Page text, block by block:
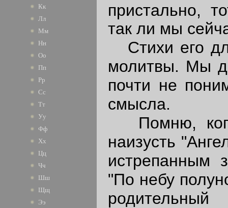
Кк
Лл
Мм
Нн
Оо
Пп
Рр
Сс
Тт
Уу
Фф
Хх
Цц
Чч
Шш
Щщ
Ээ
пристально,
так ли мы
Стихи его
молитвы. Мы
почти не
смысла.
Помню,
наизусть
истрепанным
"По небу